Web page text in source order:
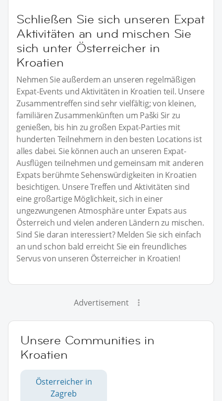
Schließen Sie sich unseren Expat
Aktivitäten an und mischen Sie
sich unter Österreicher in
Kroatien
Nehmen Sie außerdem an unseren regelmäßigen
Expat-Events und Aktivitäten in Kroatien teil. Unsere
Zusammentreffen sind sehr vielfältig; von kleinen,
familiären Zusammenkünften um Paški Sir zu
genießen, bis hin zu großen Expat-Parties mit
hunderten Teilnehmern in den besten Locations ist
alles dabei. Sie können auch an unseren Expat-
Ausflügen teilnehmen und gemeinsam mit anderen
Expats berühmte Sehenswürdigkeiten in Kroatien
besichtigen. Unsere Treffen und Aktivitäten sind
eine großartige Möglichkeit, sich in einer
ungezwungenen Atmosphäre unter Expats aus
Österreich und vielen anderen Ländern zu mischen.
Sind Sie daran interessiert? Melden Sie sich einfach
an und schon bald erreicht Sie ein freundliches
Servus von unseren Österreicher in Kroatien!
Advertisement
Unsere Communities in
Kroatien
Österreicher in
Zagreb